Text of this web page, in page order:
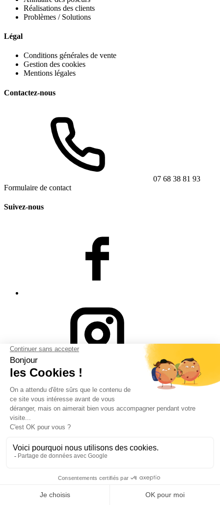
Réalisations des clients
Problèmes / Solutions
Légal
Conditions générales de vente
Gestion des cookies
Mentions légales
Contactez-nous
07 68 38 81 93
Formulaire de contact
Suivez-nous